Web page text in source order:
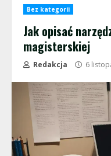
Bez kategorii
Jak opisać
magisterskiej
Redakcja 6